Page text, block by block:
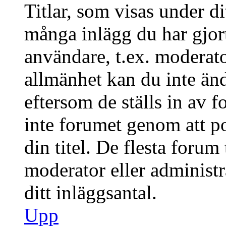
Titlar, som visas under
många inlägg du har
användare, t.ex.
allmänhet kan du inte
eftersom de ställs in av
inte forumet genom att
din titel. De flesta forum
moderator eller
ditt inläggsantal.
Upp